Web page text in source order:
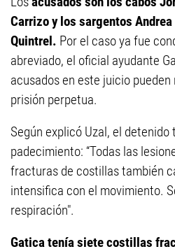
Carrizo y los sargentos
Quintrel. Por el caso ya fue
abreviado, el oficial ayudante
acusados en este juicio
prisión perpetua.
Según explicó Uzal, el
padecimiento: “Todas las
fracturas de costillas también
intensifica con el movimiento.
respiración".
Gatica tenía siete costillas